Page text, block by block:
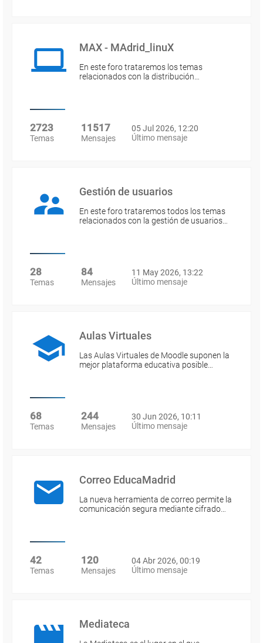
MAX - MAdrid_linuX
En este foro trataremos los temas
relacionados con la distribución…
2723
Temas
11517
Mensajes
05 Jul 2026, 12:20
Último mensaje
Gestión de usuarios
En este foro trataremos todos los temas
relacionados con la gestión de usuarios…
28
Temas
84
Mensajes
11 May 2026, 13:22
Último mensaje
Aulas Virtuales
Las Aulas Virtuales de Moodle suponen la
mejor plataforma educativa posible…
68
Temas
244
Mensajes
30 Jun 2026, 10:11
Último mensaje
Correo EducaMadrid
La nueva herramienta de correo permite la
comunicación segura mediante cifrado…
42
Temas
120
Mensajes
04 Abr 2026, 00:19
Último mensaje
Mediateca